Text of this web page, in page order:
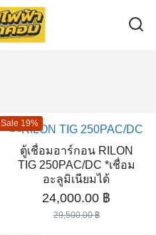
Sale 19%
ตู้เชื่อมอาร์กอน RILON
TIG 250PAC/DC *เชื่อม
อะลูมิเนียมได้
29,500.00฿
Original
price
24,000.00 ฿